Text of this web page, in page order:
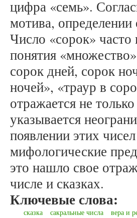
цифра «семь».
мотива,
Число «сорок» часто
понятия
сорок дней, сорок
ночей», «траур в
отражается не
указывается
появлении этих
мифологические
это нашло свое
числе и сказках.
Ключевые слова:
сказка сакральные числа вера и